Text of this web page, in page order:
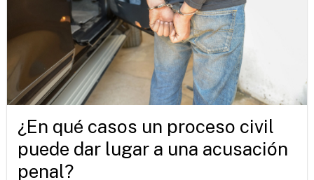
¿En qué casos un proceso civil
puede dar lugar a una acusación
penal?